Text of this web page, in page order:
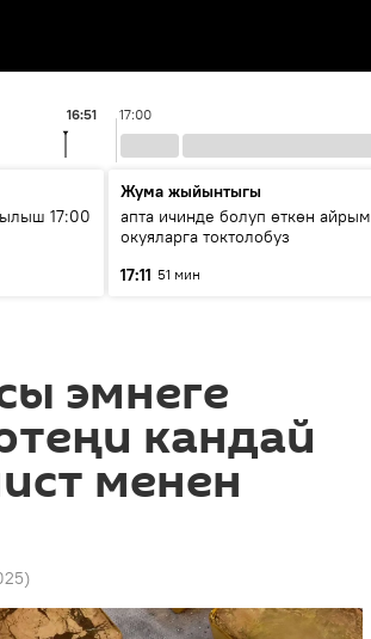
17:00
16:51
17:00
Жума жыйынтыгы
апта ичинде болуп өткөн айрым
окуяларга токтолобуз
17:11 51 мин
эмнеге
кандай
менен
)